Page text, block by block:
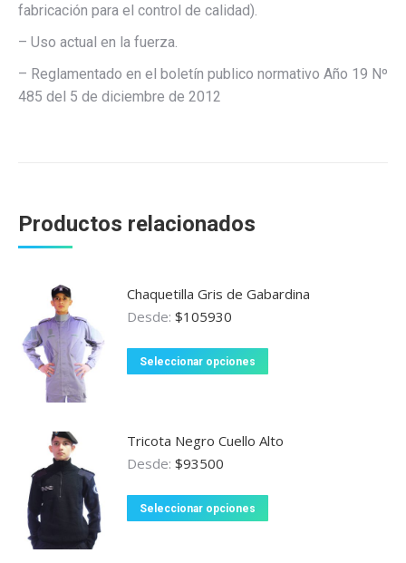
fabricación para el control de calidad).
– Uso actual en la fuerza.
– Reglamentado en el boletín publico normativo Año 19 Nº
485 del 5 de diciembre de 2012
Productos relacionados
Chaquetilla Gris de Gabardina
Desde: $105930
Seleccionar opciones
variantes.
opciones
se
Tricota Negro Cuello Alto
Desde: $93500
Seleccionar opciones